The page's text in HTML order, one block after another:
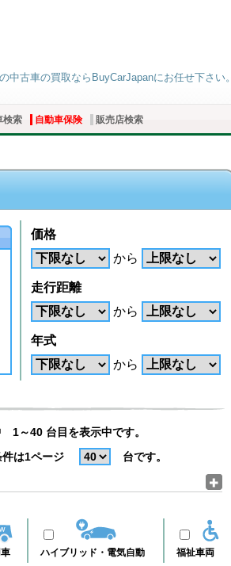
中古車の買取ならBuyCarJapanにお任せ下さい。
検索 自動車保険 販売店検索
価格
から
走行距離
から
年式
から
1～40 台目を表示中です。
は1ページ
台です。
福祉車両
ハイブリッド・電気自動